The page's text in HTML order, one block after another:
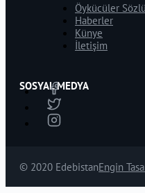
Öykücüler
Haberler
Künye
İletişim
SOSYAL MEDYA
© 2020 EdebistanEngin